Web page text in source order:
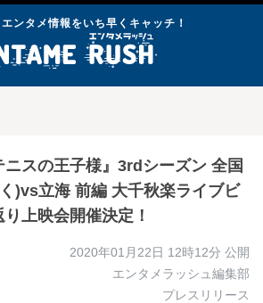
ンタメ情報をいち早くキャッチ！
ニスの王子様』3rdシーズン 全国
)vs立海 前編 大千秋楽ライブビ
上映会開催決定！
2020年01月22日 12時12分 公開
エンタメラッシュ編集部
プレスリリース